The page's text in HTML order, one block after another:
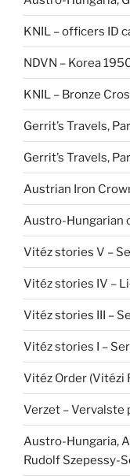
KNIL – officers ID
NDVN – Korea
KNIL – Bronze
Gerrit’s Travels,
Gerrit’s Travels,
Austrian Iron
Austro-Hungarian
Vitéz stories V –
Vitéz stories IV –
Vitéz stories III –
Vitéz stories I –
Vitéz Order (Vitézi
Verzet – Vervalste
Austro-Hungaria,
Rudolf Szepessy-